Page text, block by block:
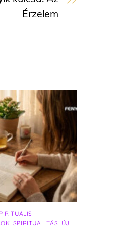
Érzelem
SPIRITUALITÁS ÚJ